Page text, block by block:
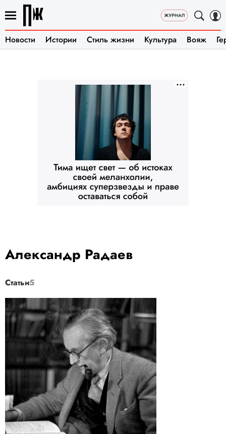
Новости Истории Стиль жизни Культура Вояж
Александр Радаев
Статьи5